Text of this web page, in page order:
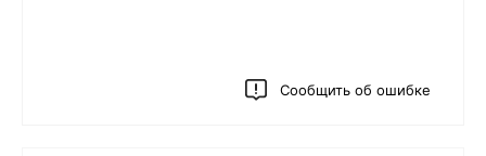
Сообщить об ошибке